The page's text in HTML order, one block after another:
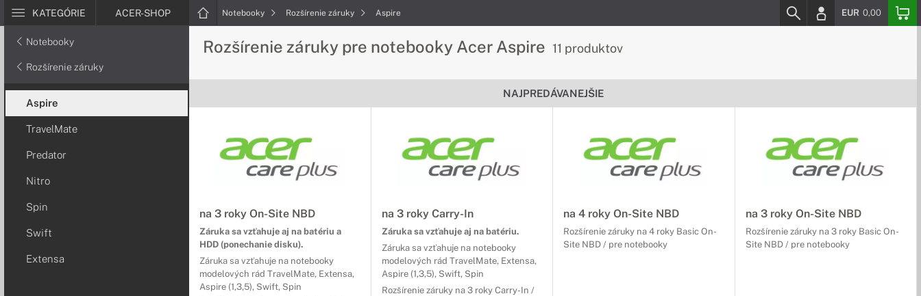
KATEGÓRIE ACER-SHOP Notebooky Rozšírenie záruky Aspire EUR 0,00
Notebooky
Rozšírenie záruky
Aspire
TravelMate
Predator
Nitro
Spin
Swift
Extensa
Rozšírenie záruky pre notebooky Acer Aspire 11 produktov
NAJPREDÁVANEJŠIE
na 3 roky On-Site NBD
Záruka sa vzťahuje aj na batériu a
HDD (ponechanie disku).
Záruka sa vzťahuje na notebooky
modelových rád TravelMate, Extensa,
Aspire (1,3,5), Swift, Spin
na 3 roky Carry-In
Záruka sa vzťahuje aj na batériu.
Záruka sa vzťahuje na notebooky
modelových rád TravelMate, Extensa,
Aspire (1,3,5), Swift, Spin
Rozšírenie záruky na 3 roky Carry-In /
na 4 roky On-Site NBD
Rozšírenie záruky na 4 roky Basic On-
Site NBD / pre notebooky
na 3 roky On-Site NBD
Rozšírenie záruky na 3 roky Basic On-
Site NBD / pre notebooky